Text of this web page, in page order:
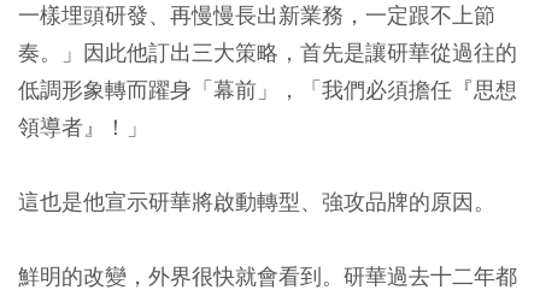
一樣埋頭研發、再慢慢長出新業務，一定跟不上節
奏。」因此他訂出三大策略，首先是讓研華從過往的
低調形象轉而躍身「幕前」，「我們必須擔任『思想
領導者』！」
這也是他宣示研華將啟動轉型、強攻品牌的原因。
鮮明的改變，外界很快就會看到。研華過去十二年都